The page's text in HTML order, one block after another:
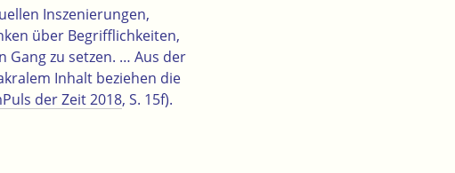
Inszenierungen,
über Begrifflichkeiten,
Gang zu setzen. … Aus der
Inhalt beziehen die
der Zeit 2018, S. 15f).